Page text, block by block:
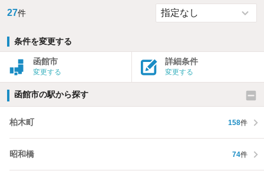
27件
条件を変更する
函館市
変更する
詳細条件
変更する
函館市の駅から探す
柏木町 158件
昭和橋 74件